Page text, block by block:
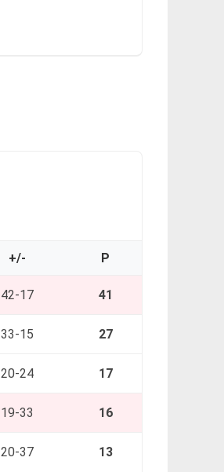
+/- P
42-17 41
33-15 27
20-24 17
19-33 16
20-37 13